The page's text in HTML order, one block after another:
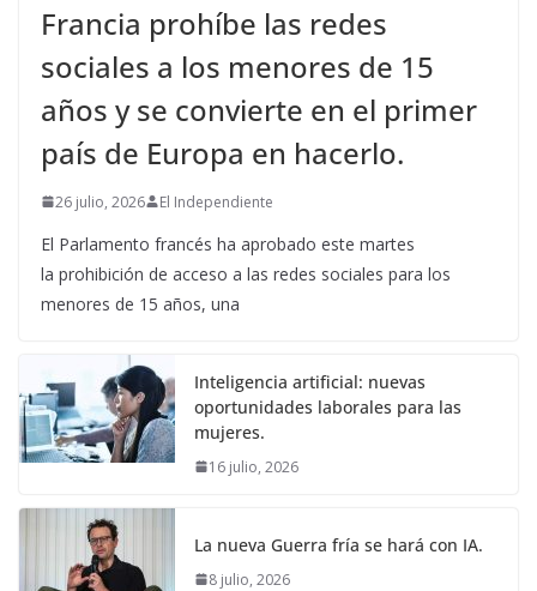
Francia prohíbe las redes
sociales a los menores de 15
años y se convierte en el primer
país de Europa en hacerlo.
26 julio, 2026 El Independiente
El Parlamento francés ha aprobado este martes
la prohibición de acceso a las redes sociales para los
menores de 15 años, una
Inteligencia artificial: nuevas
oportunidades laborales para las
mujeres.
16 julio, 2026
La nueva Guerra fría se hará con IA.
8 julio, 2026